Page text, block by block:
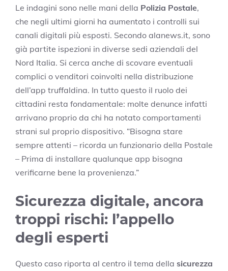
Le indagini sono nelle mani della Polizia Postale,
che negli ultimi giorni ha aumentato i controlli sui
canali digitali più esposti. Secondo alanews.it, sono
già partite ispezioni in diverse sedi aziendali del
Nord Italia. Si cerca anche di scovare eventuali
complici o venditori coinvolti nella distribuzione
dell’app truffaldina. In tutto questo il ruolo dei
cittadini resta fondamentale: molte denunce infatti
arrivano proprio da chi ha notato comportamenti
strani sul proprio dispositivo. “Bisogna stare
sempre attenti – ricorda un funzionario della Postale
– Prima di installare qualunque app bisogna
verificarne bene la provenienza.”
Sicurezza digitale, ancora
troppi rischi: l’appello
degli esperti
Questo caso riporta al centro il tema della sicurezza